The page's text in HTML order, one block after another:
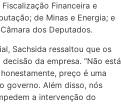
Financeira e
de Minas e Energia; e
dos Deputados.
Sachsida ressaltou que os
da empresa. “Não está
preço é uma
governo. Além disso, nós
a intervenção do